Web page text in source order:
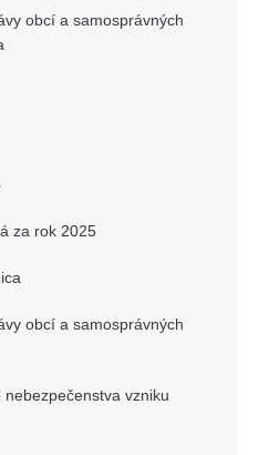
obcí a samosprávných
za rok 2025
obcí a samosprávných
vzniku